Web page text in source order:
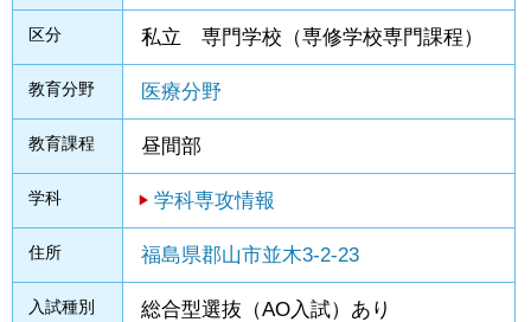
区分 私立 専門学校（専修学校専門課程）
教育分野 医療分野
教育課程 昼間部
学科 学科専攻情報
住所 福島県郡山市並木3-2-23
入試種別
総合型選抜（AO入試）あり